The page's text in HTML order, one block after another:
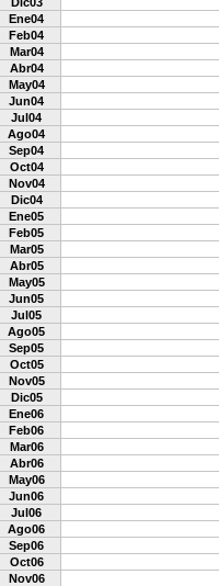
Ene04
Feb04
Mar04
Abr04
May04
Jun04
Jul04
Ago04
Sep04
Oct04
Nov04
Dic04
Ene05
Feb05
Mar05
Abr05
May05
Jun05
Jul05
Ago05
Sep05
Oct05
Nov05
Dic05
Ene06
Feb06
Mar06
Abr06
May06
Jun06
Jul06
Ago06
Sep06
Oct06
Nov06